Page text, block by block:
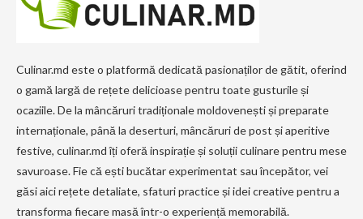
Culinar.md este o platformă dedicată pasionaților de gătit, oferind
o gamă largă de rețete delicioase pentru toate gusturile și
ocaziile. De la mâncăruri tradiționale moldovenești și preparate
internaționale, până la deserturi, mâncăruri de post și aperitive
festive, culinar.md îți oferă inspirație și soluții culinare pentru mese
savuroase. Fie că ești bucătar experimentat sau începător, vei
găsi aici rețete detaliate, sfaturi practice și idei creative pentru a
transforma fiecare masă într-o experiență memorabilă.